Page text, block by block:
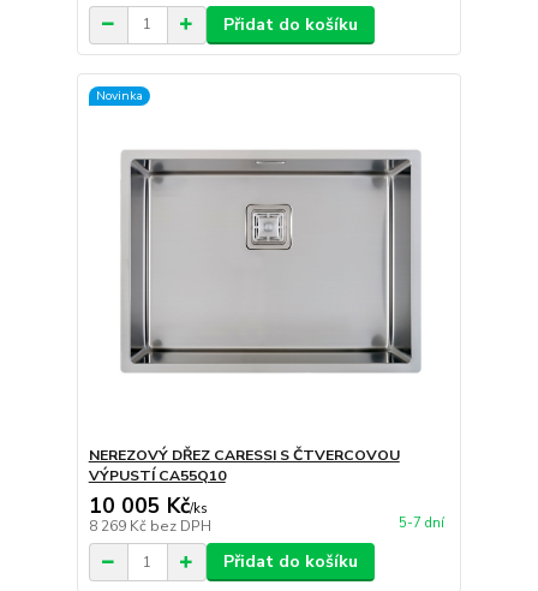
Přidat do košíku
Novinka
NEREZOVÝ DŘEZ CARESSI S ČTVERCOVOU
VÝPUSTÍ CA55Q10
10 005 Kč/ks
8 269 Kč bez DPH 5-7 dní
Přidat do košíku